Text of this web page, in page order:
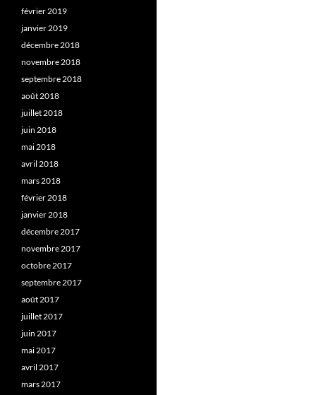
février 2019
janvier 2019
décembre 2018
novembre 2018
septembre 2018
août 2018
juillet 2018
juin 2018
mai 2018
avril 2018
mars 2018
février 2018
janvier 2018
décembre 2017
novembre 2017
octobre 2017
septembre 2017
août 2017
juillet 2017
juin 2017
mai 2017
avril 2017
mars 2017